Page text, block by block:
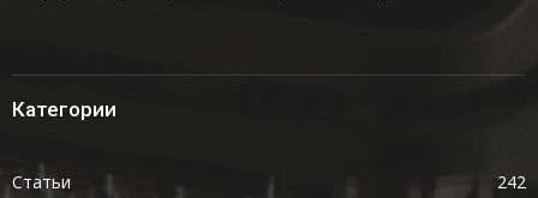
Категории
Статьи
242